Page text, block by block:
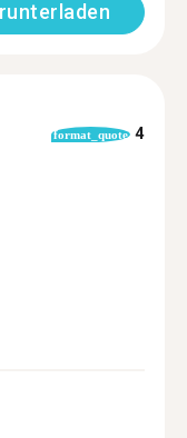
format_quote 4